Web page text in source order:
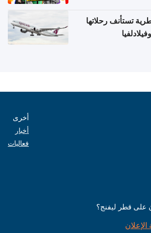
تستأنف رحلاتها
أخرى
أخبار
فعاليات
على قطر ليفنج؟